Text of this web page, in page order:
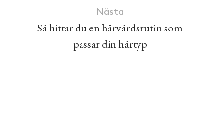
Nästa
Så hittar du en hårvårdsrutin som
passar din hårtyp